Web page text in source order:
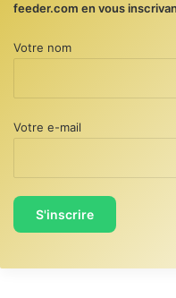
feeder.com en vous
Votre nom
Votre e-mail